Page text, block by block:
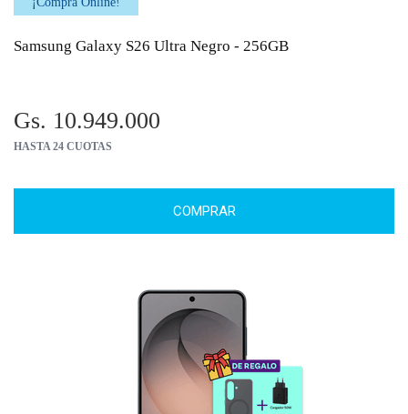
Samsung Galaxy S26 Ultra Negro - 256GB
Gs. 10.949.000
HASTA 24 CUOTAS
COMPRAR